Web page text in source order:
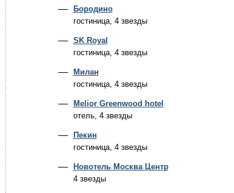
Бородино
гостиница, 4 звезды
SK Royal
гостиница, 4 звезды
Милан
гостиница, 4 звезды
Melior Greenwood hotel
отель, 4 звезды
Пекин
гостиница, 4 звезды
Новотель Москва Центр
4 звезды